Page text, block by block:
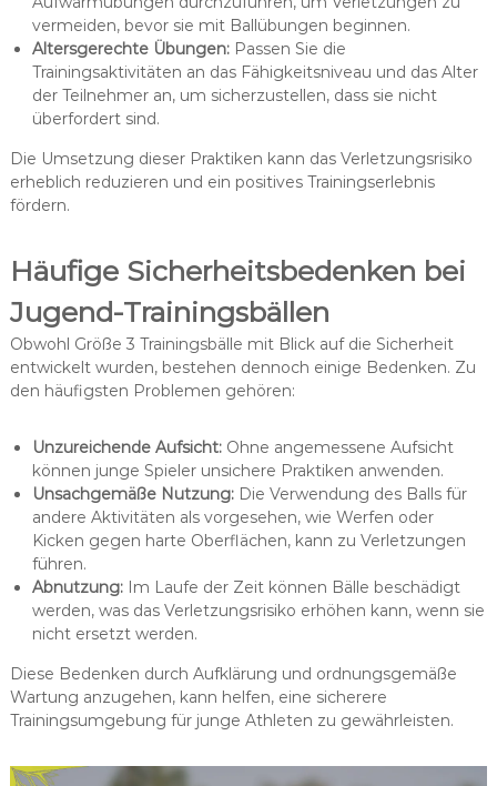
vermeiden, bevor sie mit Ballübungen beginnen.
Altersgerechte Übungen:Passen Sie die
Trainingsaktivitäten an das Fähigkeitsniveau und das Alter
der Teilnehmer an, um sicherzustellen, dass sie nicht
überfordert sind.
Die Umsetzung dieser Praktiken kann das Verletzungsrisiko
erheblich reduzieren und ein positives Trainingserlebnis
fördern.
Häufige Sicherheitsbedenken bei
Jugend-Trainingsbällen
Obwohl Größe 3 Trainingsbälle mit Blick auf die Sicherheit
entwickelt wurden, bestehen dennoch einige Bedenken. Zu
den häufigsten Problemen gehören:
Unzureichende Aufsicht:Ohne angemessene Aufsicht
können junge Spieler unsichere Praktiken anwenden.
Unsachgemäße Nutzung:Die Verwendung des Balls für
andere Aktivitäten als vorgesehen, wie Werfen oder
Kicken gegen harte Oberflächen, kann zu Verletzungen
führen.
Abnutzung:Im Laufe der Zeit können Bälle beschädigt
werden, was das Verletzungsrisiko erhöhen kann, wenn sie
nicht ersetzt werden.
Diese Bedenken durch Aufklärung und ordnungsgemäße
Wartung anzugehen, kann helfen, eine sicherere
Trainingsumgebung für junge Athleten zu gewährleisten.